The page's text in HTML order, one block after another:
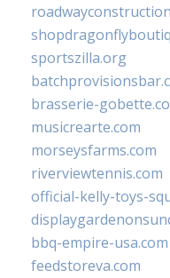
sportszilla.org
brasserie-
musicrearte.com
morseysfarms.com
riverviewtennis.com
official-kelly-toys-
bbq-empire-usa.com
feedstoreva.com